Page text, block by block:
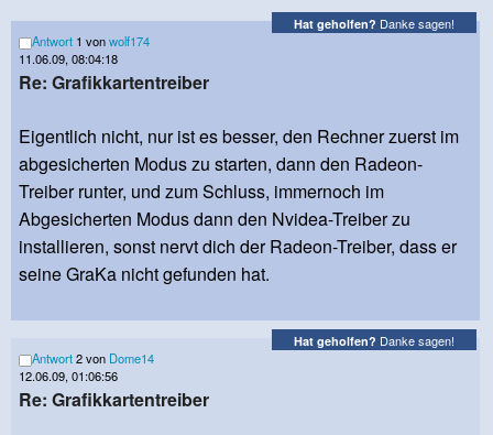
Hat geholfen? Danke sagen!
Antwort 1 vonwolf174
11.06.09, 08:04:18
Re: Grafikkartentreiber
Eigentlich nicht, nur ist es besser, den Rechner zuerst im
abgesicherten Modus zu starten, dann den Radeon-
Treiber runter, und zum Schluss, immernoch im
Abgesicherten Modus dann den Nvidea-Treiber zu
installieren, sonst nervt dich der Radeon-Treiber, dass er
seine GraKa nicht gefunden hat.
Hat geholfen? Danke sagen!
Antwort2 von Dome14
12.06.09, 01:06:56
Re: Grafikkartentreiber